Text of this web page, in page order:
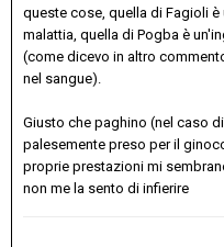
queste cose, quella di Fagioli
malattia, quella di Pogba è
(come dicevo in altro
nel sangue).
Giusto che paghino (nel caso
palesemente preso per il
proprie prestazioni mi
non me la sento di infierire